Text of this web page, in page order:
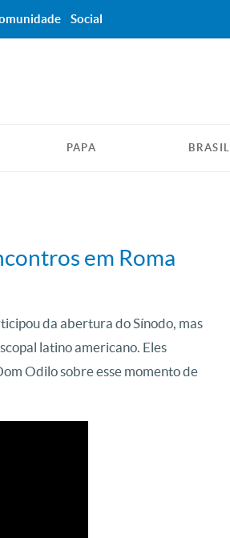
PAPA BRASIL
em Roma
da abertura do Sínodo, mas
latino americano. Eles
Odilo sobre esse momento de
Social